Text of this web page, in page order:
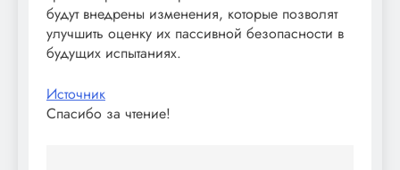
будут внедрены изменения, которые позволят
улучшить оценку их пассивной безопасности в
будущих испытаниях.
Источник
Спасибо за чтение!